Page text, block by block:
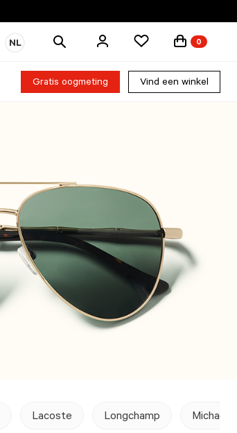
NL
Zoek
0
Gratis oogmeting Vind een winkel
Lacoste Longchamp Michael